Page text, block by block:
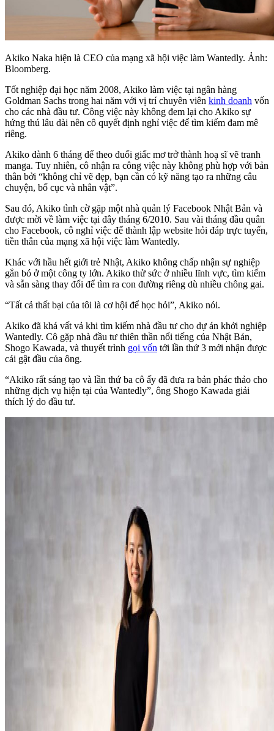
Akiko Naka hiện là CEO của mạng xã hội việc làm Wantedly. Ảnh:
Bloomberg.
Tốt nghiệp đại học năm 2008, Akiko làm việc tại ngân hàng
Goldman Sachs trong hai năm với vị trí chuyên viên kinh doanh vốn
cho các nhà đầu tư. Công việc này không đem lại cho Akiko sự
hứng thú lâu dài nên cô quyết định nghỉ việc để tìm kiếm đam mê
riêng.
Akiko dành 6 tháng để theo đuổi giấc mơ trở thành hoạ sĩ vẽ tranh
manga. Tuy nhiên, cô nhận ra công việc này không phù hợp với bản
thân bởi “không chỉ vẽ đẹp, bạn cần có kỹ năng tạo ra những câu
chuyện, bố cục và nhân vật”.
Sau đó, Akiko tình cờ gặp một nhà quản lý Facebook Nhật Bản và
được mời về làm việc tại đây tháng 6/2010. Sau vài tháng đầu quân
cho Facebook, cô nghỉ việc để thành lập website hỏi đáp trực tuyến,
tiền thân của mạng xã hội việc làm Wantedly.
Khác với hầu hết giới trẻ Nhật, Akiko không chấp nhận sự nghiệp
gắn bó ở một công ty lớn. Akiko thử sức ở nhiều lĩnh vực, tìm kiếm
và sẵn sàng thay đổi để tìm ra con đường riêng dù nhiều chông gai.
“Tất cả thất bại của tôi là cơ hội để học hỏi”, Akiko nói.
Akiko đã khá vất vả khi tìm kiếm nhà đầu tư cho dự án khởi nghiệp
Wantedly. Cô gặp nhà đầu tư thiên thần nổi tiếng của Nhật Bản,
Shogo Kawada, và thuyết trình gọi vốn tới lần thứ 3 mới nhận được
cái gật đầu của ông.
“Akiko rất sáng tạo và lần thứ ba cô ấy đã đưa ra bản phác thảo cho
những dịch vụ hiện tại của Wantedly”, ông Shogo Kawada giải
thích lý do đầu tư.